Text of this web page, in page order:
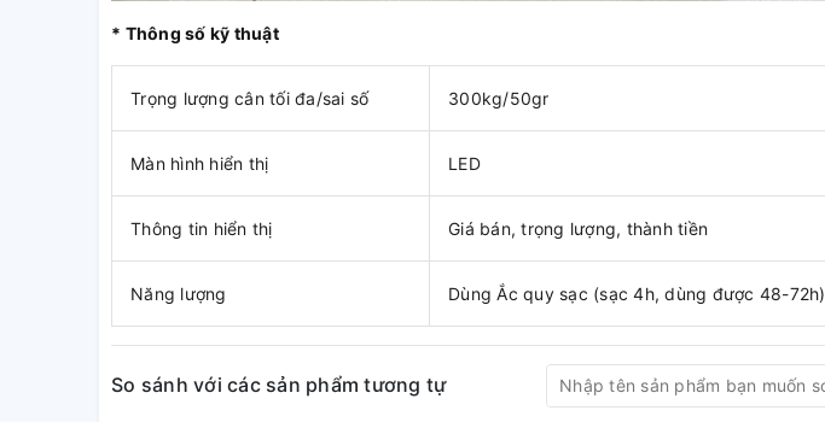
* Thông số kỹ thuật
Trọng lượng cân tối đa/sai số 300kg/50gr
Màn hình hiển thị LED
Thông tin hiển thị Giá bán, trọng lượng, thành tiền
Năng lượng Dùng Ắc quy sạc (sạc 4h, dùng được 48-72h)
So sánh với các sản phẩm tương tự